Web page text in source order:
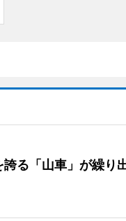
る「山車」が繰り